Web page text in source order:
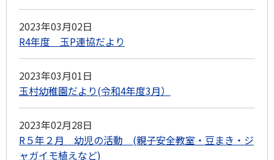
2023年03月02日
R4年度 玉P連協だより
2023年03月01日
玉村幼稚園だより(令和4年度3月）
2023年02月28日
R５年２月 幼児の活動 (親子安全教室・豆まき・ジ
ャガイモ植えなど)